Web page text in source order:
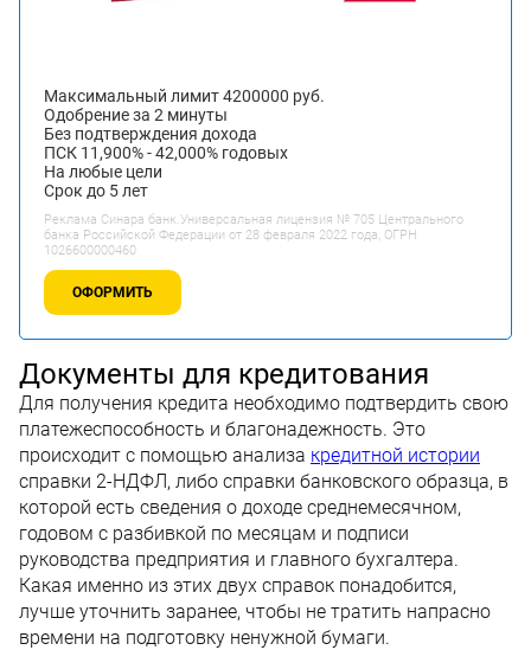
Максимальный лимит 4200000 руб.
Одобрение за 2 минуты
Без подтверждения дохода
ПСК 11,900% - 42,000% годовых
На любые цели
Срок до 5 лет
Реклама Синара банк.Универсальная лицензия № 705 Центрального
банка Российской Федерации от 28 февраля 2022 года, ОГРН
1026600000460
ОФОРМИТЬ
Документы для кредитования
Для получения кредита необходимо подтвердить свою
платежеспособность и благонадежность. Это
происходит с помощью анализа кредитной истории
справки 2-НДФЛ, либо справки банковского образца, в
которой есть сведения о доходе среднемесячном,
годовом с разбивкой по месяцам и подписи
руководства предприятия и главного бухгалтера.
Какая именно из этих двух справок понадобится,
лучше уточнить заранее, чтобы не тратить напрасно
времени на подготовку ненужной бумаги.